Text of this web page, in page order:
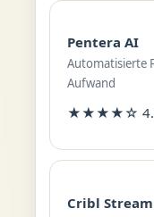
Pentera AI
Automatisierte
Aufwand
★★★★☆
Cribl Stream